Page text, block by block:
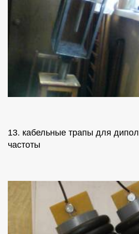
13. кабельные трапы для
частоты